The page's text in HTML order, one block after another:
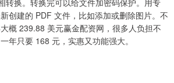
转换。转换完可以给文件加密码保护。用专
创建的 PDF 文件，比如添加或删除图片。不
概 239.88 美元赢金配资网，很多人负担不
年只要 168 元，实惠又功能强大。